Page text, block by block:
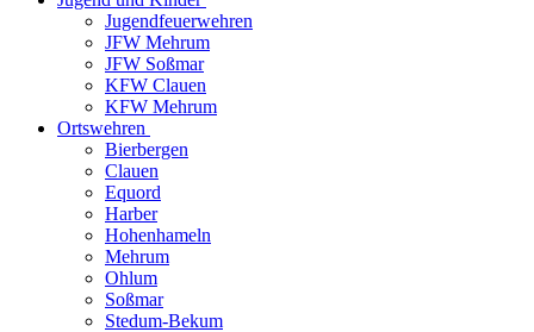
Jugendfeuerwehren
JFW Mehrum
JFW Soßmar
KFW Clauen
KFW Mehrum
Ortswehren
Bierbergen
Clauen
Equord
Harber
Hohenhameln
Mehrum
Ohlum
Soßmar
Stedum-Bekum